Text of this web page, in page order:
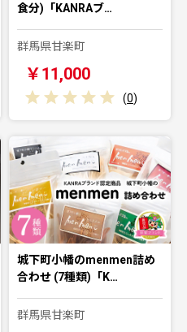
食分)「KANRAブ…
群馬県甘楽町
￥11,000
(0)
城下町小幡のmenmen詰め
合わせ (7種類)「K…
群馬県甘楽町